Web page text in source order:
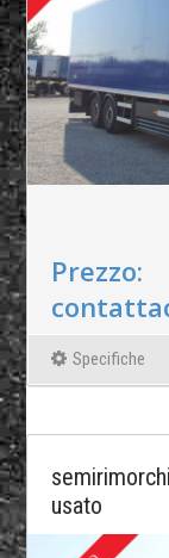
Prezzo:
Specifiche
usato